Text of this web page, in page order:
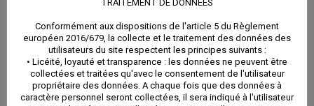
cure dans nos
informations pratiques
?
TRAITEMENT DE DONNÉES
Conformément aux dispositions de l'article 5 du Règlement
européen 2016/679, la collecte et le traitement des données des
utilisateurs du site respectent les principes suivants :
• Licéité, loyauté et transparence : les données ne peuvent être
collectées et traitées qu'avec le consentement de l'utilisateur
propriétaire des données. A chaque fois que des données à
caractère personnel seront collectées, il sera indiqué à l'utilisateur